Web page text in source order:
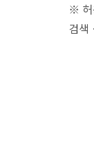
※ 허
검색